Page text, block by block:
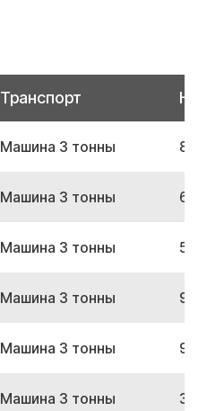
Транспорт
Машина 3 тонны
Машина 3 тонны
Машина 3 тонны
Машина 3 тонны
Машина 3 тонны
Машина 3 тонны